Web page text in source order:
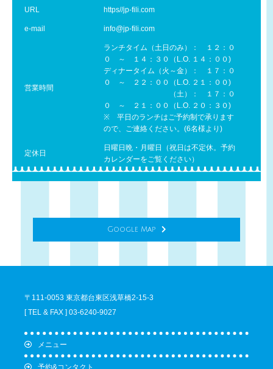
URL https//jp-fili.com
e-mail info@jp-fili.com
営業時間
ランチタイム（土日のみ）： １２：０
０ ～ １４：３０（L.O. １４：００)
ディナータイム（火～金）： １７：０
０ ～ ２２：００（L.O. ２１：００)
（土）： １７：０
０ ～ ２１：００（L.O. ２０：３０)
※ 平日のランチはご予約制で承ります
ので、ご連絡ください。(6名様より)
定休日
日曜日晩・月曜日（祝日は不定休。予約
カレンダーをご覧ください）
Google Map
〒111-0053 東京都台東区浅草橋2-15-3
[ TEL & FAX ] 03-6240-9027
メニュー
予約&コンタクト